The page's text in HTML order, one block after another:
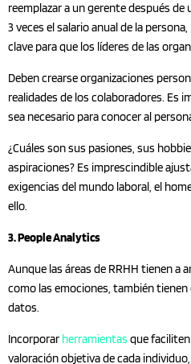
reemplazar a un gerente después
3 veces el salario anual de la
clave para que los líderes de las
Deben crearse organizaciones
realidades de los colaboradores. Es
sea necesario para conocer al
¿Cuáles son sus pasiones, sus
aspiraciones? Es imprescindible
exigencias del mundo laboral, el
ello.
3. People Analytics
Aunque las áreas de RRHH tienen a
como las emociones, también
datos.
Incorporar herramientas que
valoración objetiva de cada